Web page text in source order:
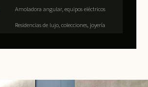
Amoladora angular, equipos eléctricos
Residencias de lujo, colecciones, joyería